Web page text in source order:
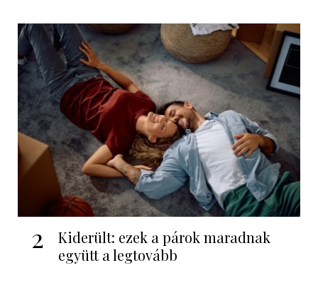
2
Kiderült: ezek a párok maradnak
együtt a legtovább